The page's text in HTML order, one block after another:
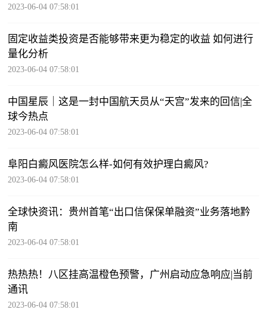
2023-06-04 07:58:01
固定收益类投资是否能够带来更为稳定的收益 如何进行
量化分析
2023-06-04 07:58:01
中国星辰｜这是一封中国航天员从“天宫”发来的回信|全
球今热点
2023-06-04 07:58:01
阜阳白癜风医院怎么样-如何有效护理白癜风?
2023-06-04 07:58:01
全球快资讯：贵州首笔“出口信保保单融资”业务落地黔
南
2023-06-04 07:58:01
热热热！八区挂高温橙色预警，广州启动应急响应|当前
通讯
2023-06-04 07:58:01